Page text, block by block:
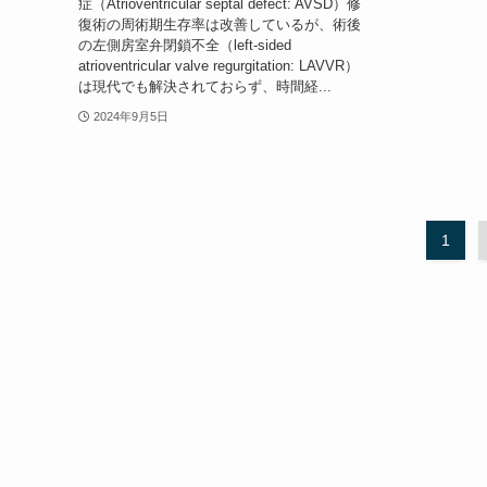
症（Atrioventricular septal defect: AVSD）修
復術の周術期生存率は改善しているが、術後
の左側房室弁閉鎖不全（left-sided
atrioventricular valve regurgitation: LAVVR）
は現代でも解決されておらず、時間経...
2024年9月5日
1